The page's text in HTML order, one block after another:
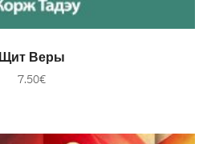
В КОРЗИНУ
Щит Веры
7.50€